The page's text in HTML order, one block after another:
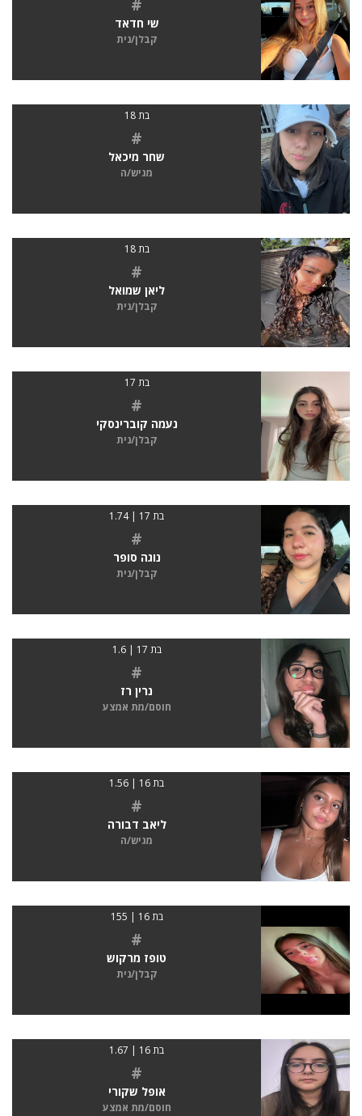
#
שי חדאד
קבלן/נית
בת 18
#
שחר מיכאל
מגיש/ה
בת 18
#
ליאן שמואל
קבלן/נית
בת 17
#
נעמה קוברינסקי
קבלן/נית
בת 17 | 1.74
#
נוגה סופר
קבלן/נית
בת 17 | 1.6
#
נרין רז
חוסם/מת אמצע
בת 16 | 1.56
#
ליאב דבורה
מגיש/ה
בת 16 | 155
#
טופז מרקוש
קבלן/נית
בת 16 | 1.67
#
אופל שקורי
חוסם/מת אמצע